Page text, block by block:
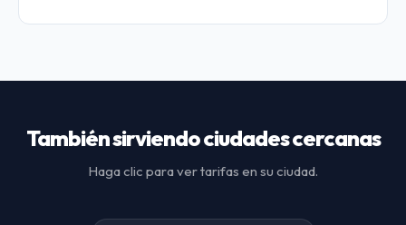
También sirviendo ciudades cercanas
Haga clic para ver tarifas en su ciudad.